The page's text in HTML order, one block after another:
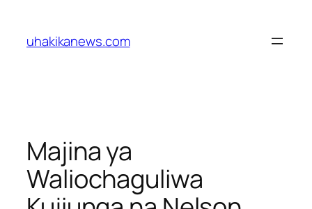
content
uhakikanews.com
Majina ya
Waliochaguliwa